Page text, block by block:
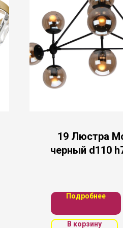
19 Люстра
черный d110
Подробнее
В корзину